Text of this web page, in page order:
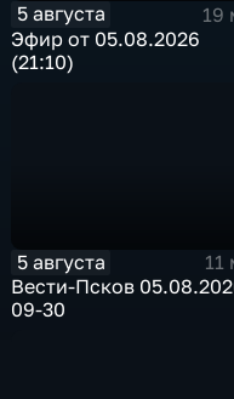
5 августа
19
Эфир от 05.08.2026
(21:10)
5 августа
11
Вести-Псков
09-30